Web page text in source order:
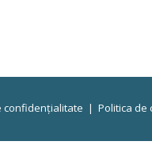
confidențialitate | Politica de